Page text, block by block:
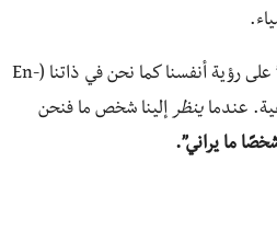
بالنسبة لسارتر ، فإن النظرة (تُترجم أحيانًا باسم التحديق) هي عندما يجبرنا “الآخر” على رؤية أنفسنا كما نحن في ذاتنا (En-
ينظر إلينا شخص ما فنحن
ما يراني”.